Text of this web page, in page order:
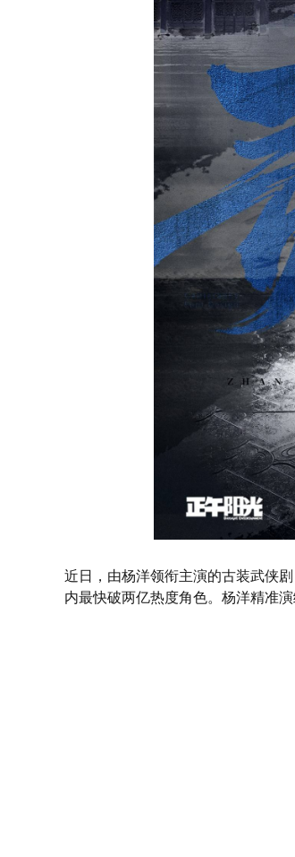
近日，由杨洋领衔主演的古装武侠
内最快破两亿热度角色。杨洋精准